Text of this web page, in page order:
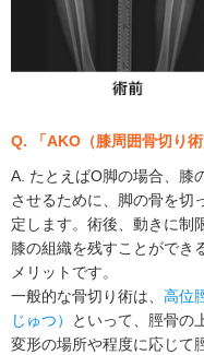
Q. 「AKO（膝周囲骨切り
A. たとえばO脚の場合、膝
させるために、脚の骨を切
定します。術後、動きに制
膝の組織を残すことができ
メリットです。
一般的な骨切り術は、 高位
じゅつ）
といって、脛骨の
変形の場所や程度に応じて